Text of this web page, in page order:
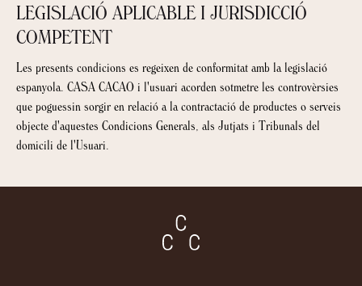
LEGISLACIÓ APLICABLE I JURISDICCIÓ
COMPETENT
Les presents condicions es regeixen de conformitat amb la legislació
espanyola. CASA CACAO i l'usuari acorden sotmetre les controvèrsies
que poguessin sorgir en relació a la contractació de productes o serveis
objecte d'aquestes Condicions Generals, als Jutjats i Tribunals del
domicili de l'Usuari.